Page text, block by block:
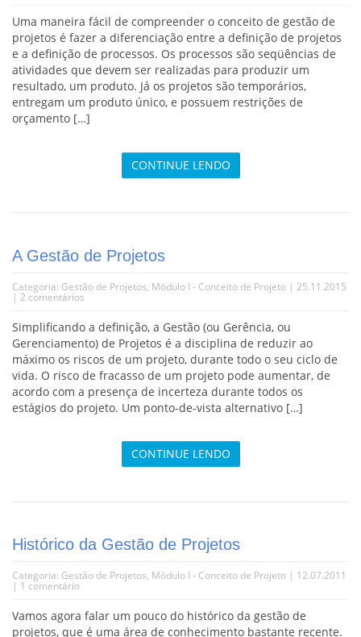
Uma maneira fácil de compreender o conceito de gestão de
projetos é fazer a diferenciação entre a definição de projetos
e a definição de processos. Os processos são seqüências de
atividades que devem ser realizadas para produzir um
resultado, um produto. Já os projetos são temporários,
entregam um produto único, e possuem restrições de
orçamento […]
CONTINUE LENDO
A Gestão de Projetos
Categoria: Gestão de Projetos, Módulo I - Conceito de Projeto | 25.11.2015
| 2 comentários
Simplificando a definição, a Gestão (ou Gerência, ou
Gerenciamento) de Projetos é a disciplina de reduzir ao
máximo os riscos de um projeto, durante todo o seu ciclo de
vida. O risco de fracasso de um projeto pode aumentar, de
acordo com a presença de incerteza durante todos os
estágios do projeto. Um ponto-de-vista alternativo […]
CONTINUE LENDO
Histórico da Gestão de Projetos
Categoria: Gestão de Projetos, Módulo I - Conceito de Projeto | 12.07.2011
| 1 comentário
Vamos agora falar um pouco do histórico da gestão de
projetos, que é uma área de conhecimento bastante recente.